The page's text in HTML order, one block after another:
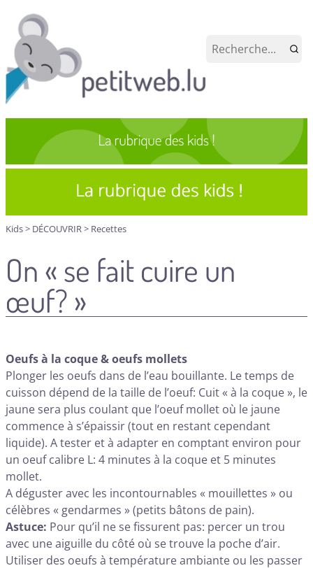
Kids> DÉCOUVRIR> Recettes
On « se fait cuire un
œuf? »
Oeufs à la coque & oeufs mollets
Plonger les oeufs dans de l’eau bouillante. Le temps de
cuisson dépend de la taille de l’oeuf: Cuit « à la coque », le
jaune sera plus coulant que l’oeuf mollet où le jaune
commence à s’épaissir (tout en restant cependant
liquide). A tester et à adapter en comptant environ pour
un oeuf calibre L: 4 minutes à la coque et 5 minutes
mollet.
A déguster avec les incontournables « mouillettes » ou
célèbres « gendarmes » (petits bâtons de pain).
Astuce: Pour qu’il ne se fissurent pas: percer un trou
avec une aiguille du côté où se trouve la poche d’air.
Utiliser des oeufs à température ambiante ou les passer